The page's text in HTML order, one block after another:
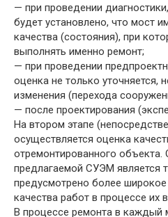
— при проведении
будет установлено, что мост
качества (состояния), при
выполнять именно ремонт;
— при проведении
оценка не только уточняется,
изменения (перехода
— после проектирования
На втором этапе
осуществляется оценка
отремонтированного
предлагаемой СУЭМ является
предусмотрено более
качества работ в процессе их
В процессе ремонта в каждый